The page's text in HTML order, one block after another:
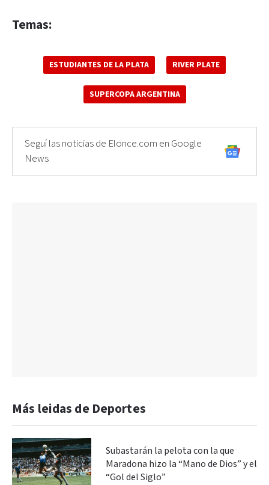
Temas:
ESTUDIANTES DE LA PLATA RIVER PLATE
SUPERCOPA ARGENTINA
Seguí las noticias de Elonce.com en Google
News
Más leidas de Deportes
Subastarán la pelota con la que
Maradona hizo la “Mano de Dios” y el
“Gol del Siglo”